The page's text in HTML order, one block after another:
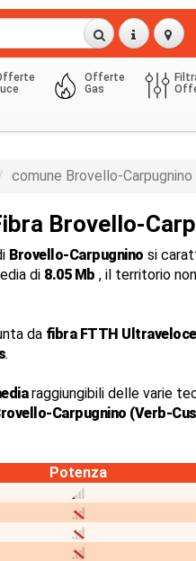
Offerte
Gas
comune Brovello-Carpugnino
Brovello-
Brovello-Carpugnino si
di 8.05 Mb , il territorio
da fibra FTTH Ultraveloce
.
raggiungibili delle varie
Carpugnino (Verb-
Potenza